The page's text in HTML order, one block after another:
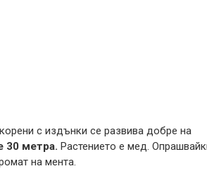
с издънки се развива добре на
30 метра. Растението е мед.
на мента.